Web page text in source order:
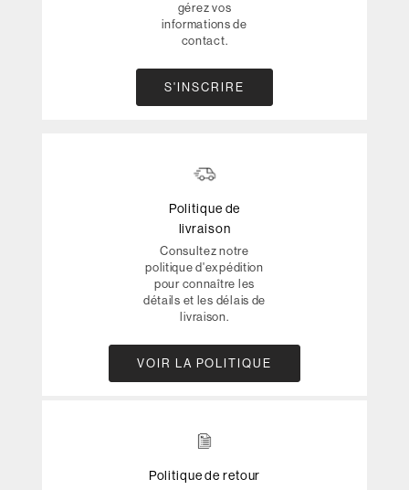
gérez vos
informations de
contact.
S'INSCRIRE
Politique de
livraison
Consultez notre
politique d'expédition
pour connaître les
détails et les délais de
livraison.
VOIR LA POLITIQUE
Politique de retour